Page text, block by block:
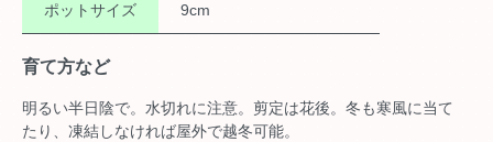
ポットサイズ 9cm
育て方など
明るい半日陰で。水切れに注意。剪定は花後。冬も寒風に当て
たり、凍結しなければ屋外で越冬可能。